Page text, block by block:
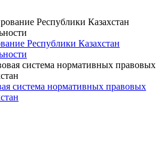
Республики Казахстан
система нормативных правовых